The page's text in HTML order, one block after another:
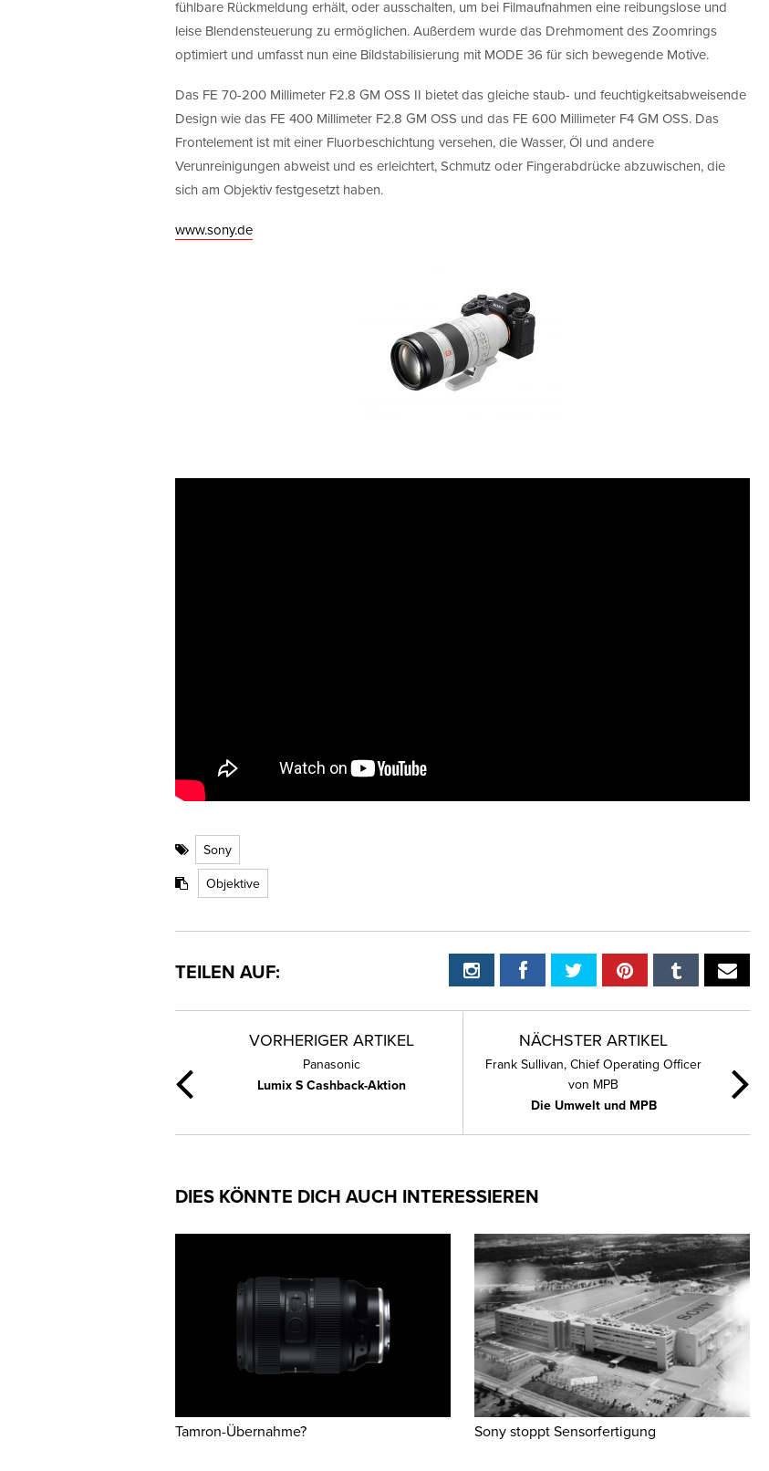
fühlbare Rückmeldung erhält, oder ausschalten, um bei Filmaufnahmen eine reibungslose und
leise Blendensteuerung zu ermöglichen. Außerdem wurde das Drehmoment des Zoomrings
optimiert und umfasst nun eine Bildstabilisierung mit MODE 36 für sich bewegende Motive.
Das FE 70-200 Millimeter F2.8 GM OSS II bietet das gleiche staub- und feuchtigkeitsabweisende
Design wie das FE 400 Millimeter F2.8 GM OSS und das FE 600 Millimeter F4 GM OSS. Das
Frontelement ist mit einer Fluorbeschichtung versehen, die Wasser, Öl und andere
Verunreinigungen abweist und es erleichtert, Schmutz oder Fingerabdrücke abzuwischen, die
sich am Objektiv festgesetzt haben.
www.sony.de
Sony
Objektive
TEILEN AUF:
VORHERIGER ARTIKEL
Panasonic
Lumix S Cashback-Aktion
NÄCHSTER ARTIKEL
Frank Sullivan, Chief Operating Officer
von MPB
Die Umwelt und MPB
DIES KÖNNTE DICH AUCH INTERESSIEREN
Tamron-Übernahme? Sony stoppt Sensorfertigung
Close